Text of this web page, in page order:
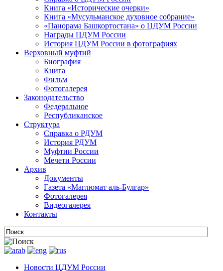
Книга «Исторические очерки»
Книга «Мусульманское духовное собрание»
«Панорама Башкортостана» о ЦДУМ России
Награды ЦДУМ России
История ЦДУМ России в фотографиях
Верховный муфтий
Биография
Книга
Фильм
Фотогалерея
Законодательство
Федеральное
Республиканское
Структура
Справка о РДУМ
История РДУМ
Муфтии России
Мечети России
Архив
Документы
Газета «Маглюмат аль-Булгар»
Фотогалерея
Видеогалерея
Контакты
Новости ЦДУМ России